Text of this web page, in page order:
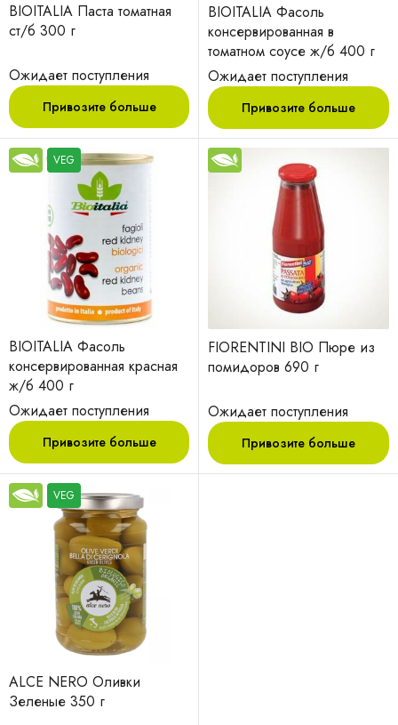
BIOITALIA Паста томатная
ст/б 300 г
Ожидает поступления
Привозите больше
BIOITALIA Фасоль
консервированная в
томатном соусе ж/б 400 г
Ожидает поступления
Привозите больше
VEG
BIOITALIA Фасоль
консервированная красная
ж/б 400 г
Ожидает поступления
Привозите больше
FIORENTINI BIO Пюре из
помидоров 690 г
Ожидает поступления
Привозите больше
VEG
ALCE NERO Оливки
Зеленые 350 г